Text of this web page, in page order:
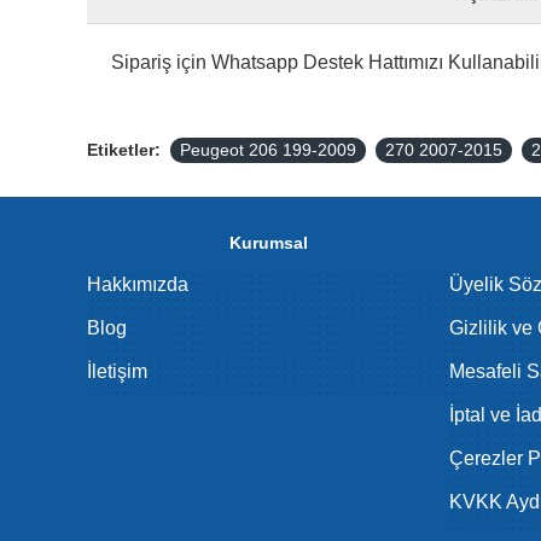
Sipariş için Whatsapp Destek Hattımızı
Etiketler: Peugeot 206 199-2009 270 2007-2015
Kurumsal
Hakkımızda
Blog
İletişim
Üyelik
Gizlilik ve
Mesafeli
İptal ve
Çerezler
KVKK